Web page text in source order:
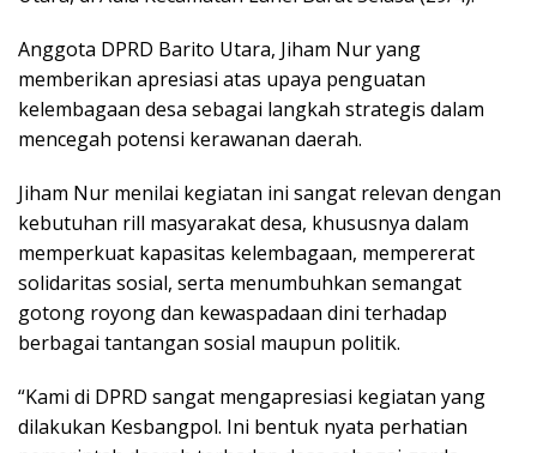
Anggota DPRD Barito Utara, Jiham Nur yang
memberikan apresiasi atas upaya penguatan
kelembagaan desa sebagai langkah strategis dalam
mencegah potensi kerawanan daerah.
Jiham Nur menilai kegiatan ini sangat relevan dengan
kebutuhan rill masyarakat desa, khususnya dalam
memperkuat kapasitas kelembagaan, mempererat
solidaritas sosial, serta menumbuhkan semangat
gotong royong dan kewaspadaan dini terhadap
berbagai tantangan sosial maupun politik.
“Kami di DPRD sangat mengapresiasi kegiatan yang
dilakukan Kesbangpol. Ini bentuk nyata perhatian